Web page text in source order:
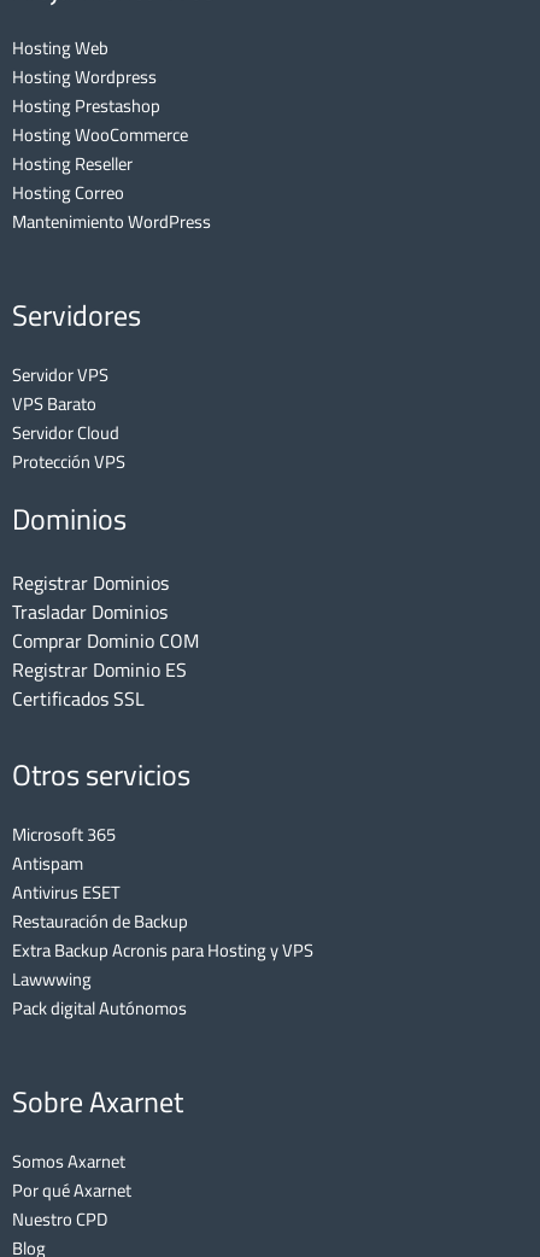
Hosting Web
Hosting Wordpress
Hosting Prestashop
Hosting WooCommerce
Hosting Reseller
Hosting Correo
Mantenimiento WordPress
Servidores
Servidor VPS
VPS Barato
Servidor Cloud
Protección VPS
Dominios
Registrar Dominios
Trasladar Dominios
Comprar Dominio COM
Registrar Dominio ES
Certificados SSL
Otros servicios
Microsoft 365
Antispam
Antivirus ESET
Restauración de Backup
Extra Backup Acronis para Hosting y VPS
Lawwwing
Pack digital Autónomos
Sobre Axarnet
Somos Axarnet
Por qué Axarnet
Nuestro CPD
Blog